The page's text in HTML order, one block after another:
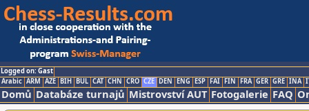
Logged on: Gast
Arabic ARM AZE BIH BUL CAT CHN CRO CZE DEN ENG ESP FAI FIN FRA GER GRE INA
Domů Databáze turnajů Mistrovství AUT Fotogalerie FAQ